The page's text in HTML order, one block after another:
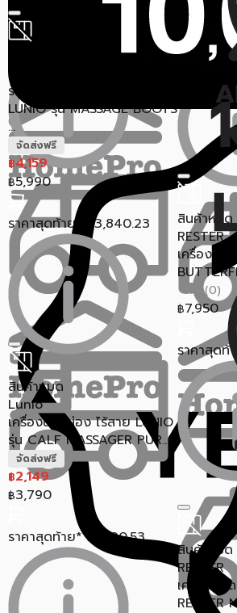
ราคาสุดท้าย*
14,900
ราคาสุดท้า
สินค้าหมด
RESTER
เครื่องนว
0.0 (0)
฿7,950
ราคาสุดท้
Lunio
รองเท้านวดไฟฟ้าแบบไร้สาย
LUNIO รุ่น MASSAGE BOOTS
...
จัดส่งฟรี
฿4,159
฿5,990
ราคาสุดท้าย* 3,840.23
สินค้าหมด
RESTER
เครื่องนว
RESTER
สินค้าหมด
Lunio
เครื่องนวดน่อง ไร้สาย LUNIO
รุ่น CALF MASSAGER PUR...
จัดส่งฟรี
฿2,149
฿3,790
ราคาสุดท้าย* ฿ 1,890.53